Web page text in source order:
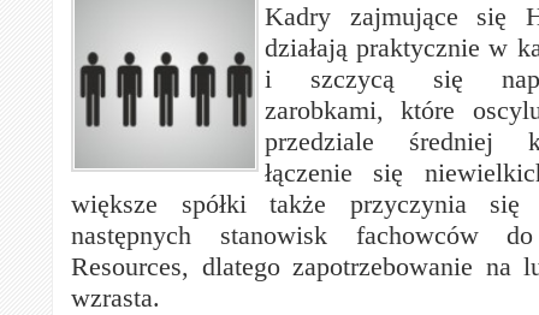
Kadry zajmujące się
działają praktycznie w
i szczycą się
zarobkami, które
przedziale średniej
łączenie się
większe spółki także przyczynia się
następnych stanowisk fachowców
Resources, dlatego zapotrzebowanie na
wzrasta.